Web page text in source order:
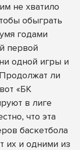
не хватило
обыграть
годами
первой
одной игры и
ли
«БК
в лиге
что эта
баскетбола
их и одними из